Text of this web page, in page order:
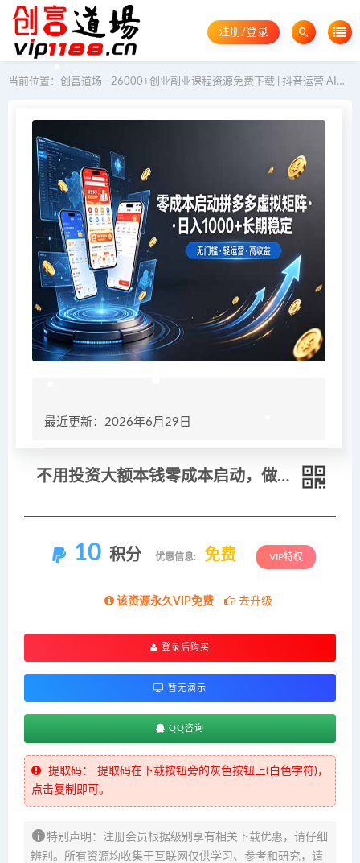
注册/登录
当前位置： 创富道场 - 26000+创业副业课程资源免费下载 | 抖音运营·AI教程·GEO优化
最近更新：2026年6月29日
不用投资大额本钱零成本启动，做拼多多虚拟矩阵，长期稳定！轻松维持日入 1000
10 积分 优惠信息: 免费 VIP特权
该资源永久VIP免费 去升级
登录后购买
暂无演示
QQ咨询
提取码：
提取码在下载按钮旁的灰色按钮上(白色字符)，
点击复制即可。
特别声明：注册会员根据级别享有相关下载优惠，请仔细
辨别。所有资源均收集于互联网仅供学习、参考和研究，请